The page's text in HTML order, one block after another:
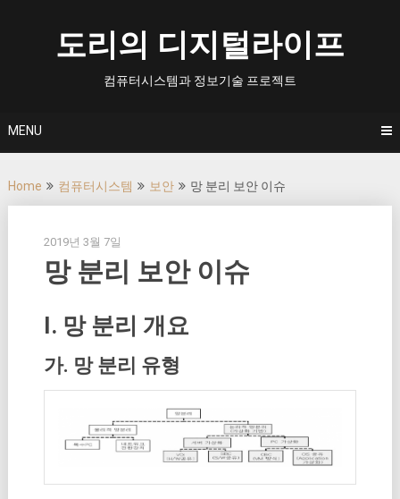
도리의 디지털라이프
컴퓨터시스템과 정보기술 프로젝트
MENU
Home 컴퓨터시스템 보안 망 분리 보안 이슈
2019년 3월 7일
망 분리 보안 이슈
I. 망 분리 개요
가. 망 분리 유형